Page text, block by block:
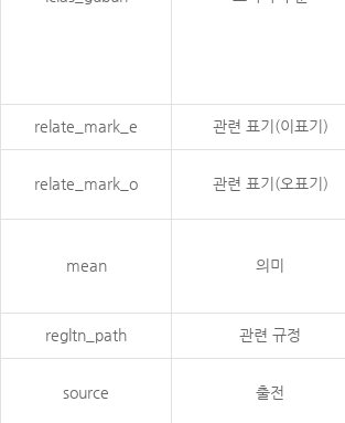
relate_mark_e 관련 표기(이표기)
relate_mark_o 관련 표기(오표기)
mean 의미
regltn_path 관련 규정
source 출전